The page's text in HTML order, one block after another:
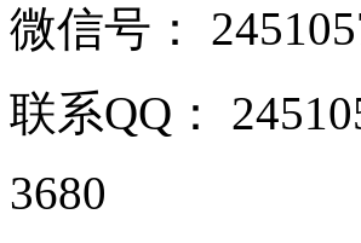
微信号：
联系QQ：
3680